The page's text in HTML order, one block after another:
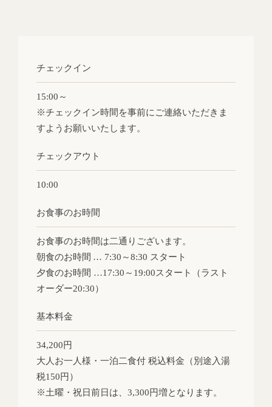
チェックイン
15:00～
※チェックイン時間を事前にご連絡いただきま
すようお願いいたします。
チェックアウト
10:00
お食事のお時間
お食事のお時間は二通りございます。
朝食のお時間 … 7:30～8:30 スタート
夕食のお時間 …17:30～19:00スタート（ラスト
オーダー20:30）
基本料金
34,200円
大人お一人様・一泊二食付 税込料金（別途入湯
税150円）
※土曜・祝日前日は、3,300円増となります。